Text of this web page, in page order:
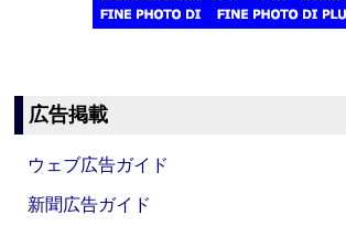
広告掲載
ウェブ広告ガイド
新聞広告ガイド